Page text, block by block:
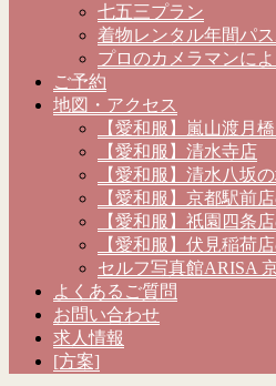
七五三プラン
着物レンタル年間パス
プロのカメラマンに
ご予約
地図・アクセス
【愛和服】嵐山渡月
【愛和服】清水寺店
【愛和服】清水八坂
【愛和服】京都駅前
【愛和服】祇園四条
【愛和服】伏見稲荷
セルフ写真館ARISA
よくあるご質問
お問い合わせ
求人情報
[方案]